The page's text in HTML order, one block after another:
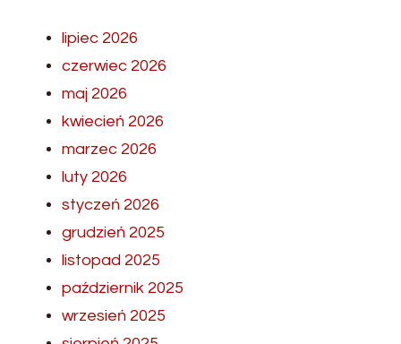
lipiec 2026
czerwiec 2026
maj 2026
kwiecień 2026
marzec 2026
luty 2026
styczeń 2026
grudzień 2025
listopad 2025
październik 2025
wrzesień 2025